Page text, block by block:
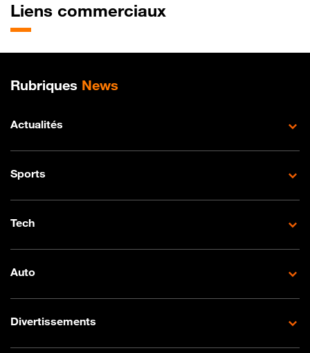
Liens commerciaux
Plan de site
Rubriques News
Actualités
Sports
Tech
Auto
Divertissements